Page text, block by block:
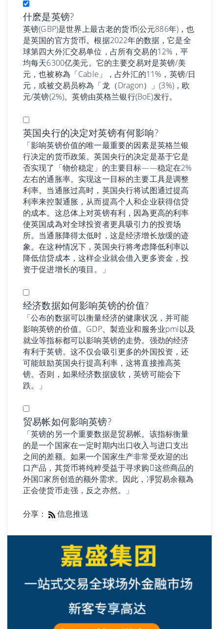
什麽是英镑?
英镑(GBP)是世界上最古老的货币(公元886年)，也
是英国的官方货币。根据2022年的数据，它是全
球第四大外汇交易单位，占所有交易的12%，平
均每天6300亿美元。它的主要交易对是英镑/美
元，也被称為「Cable」，占外汇的11%，英镑/日
元，或被交易员称為「龙（Dragon）」(3%)，欧
元/英镑(2%)。英镑由英格兰银行(BoE)发行。
英国央行的决定对英镑有何影响?
「影响英镑价值的唯一最重要的因素是英格兰银
行决定的货币政策。英国央行的决定是基于它是
否实现了「物价稳定」的主要目标——稳定在2%
左右的通胀率。实现这一目标的主要工具是调整
利率。当通胀过高时，英国央行将试图通过提高
利率来控製通胀，从而提高个人和企业获得信贷
的成本。这总体上对英镑有利，因為更高的利率
使英国成為对全球投资者更具吸引力的投资场
所。当通胀降得太低时，这是经济增长放缓的迹
象。在这种情况下，英国央行将考虑降低利率以
降低信贷成本，这样企业就会借入更多资金，投
资于促进增长的项目。」
经济数据如何影响英镑的价值?
「公布的数据可以衡量经济的健康状况，并可能
影响英镑的价值。GDP、製造业和服务业pmi以及
就业等指标都可以影响英镑的走势。强劲的经济
有利于英镑。这不仅会吸引更多的外国投资，还
可能鼓励英国央行提高利率，这将直接推高英
镑。否则，如果经济数据疲软，英镑可能会下
跌。」
贸易帐如何影响英镑?
「英镑的另一个重要数据是贸易帐。该指标衡量
的是一个国家在一定时期内出口收入与进口支出
之间的差额。如果一个国家生产非常受欢迎的出
口产品，其货币将纯粹受益于寻求购𧹒这些商品的
外国𧹒家所创造的额外需求。因此，凈贸易余额為
正会使货币走强，反之亦然。」
分享： 信息推送